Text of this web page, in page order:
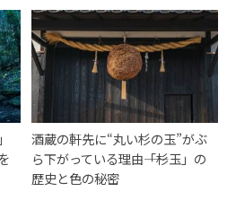
酒蔵の軒先に“丸い杉の玉”がぶ
ら下がっている理由――「杉玉」の
歴史と色の秘密